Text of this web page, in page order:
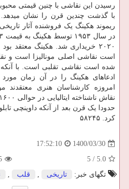
رسیدن این نقاشی با چنین قیمتی
با گذشت چندین قرن را نشان میدهد.
ریموند هکینگ یک فروشنده آثار
۲۰۲۰ خریداری شد. هکینگ معتقد
است نقاشی اصلی مونالیزا است و
شده است نقاشی تقلبی است. با
ادعاهای هکینگ را در آن زمان مورد
امروزه کارشناسان هنری معتقدند
حدودا یک قرن بعد از آنکه داوینچی
کرد. ۵۸۲۴۵
1400/03/30
17:52:10
5.0
/
5
تگهای خبر:
تاریخی , قلب ,